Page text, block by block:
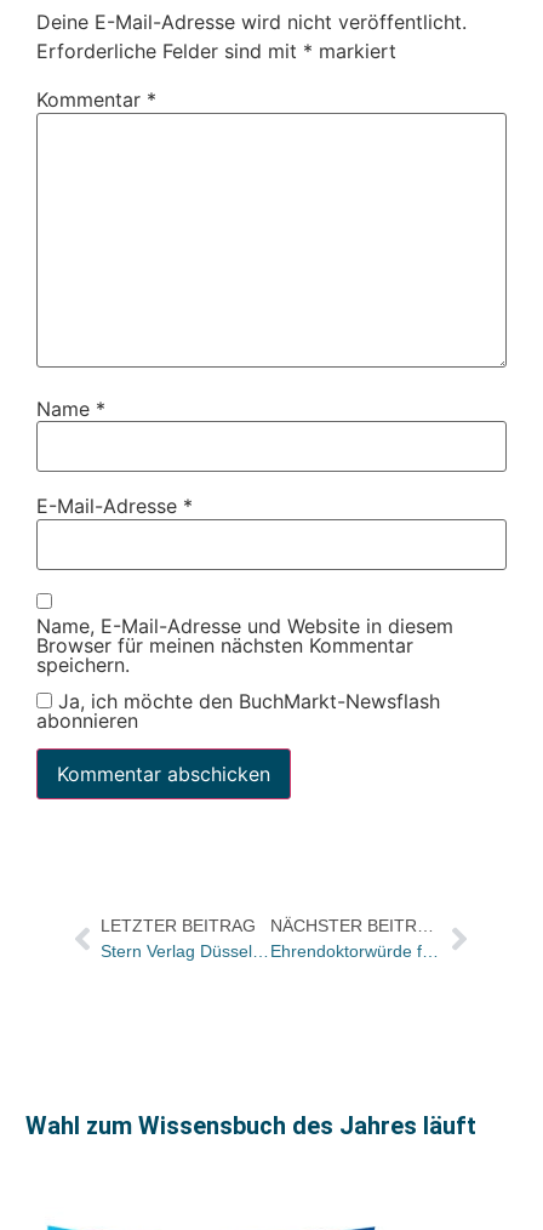
Deine E-Mail-Adresse wird nicht veröffentlicht.
Erforderliche Felder sind mit * markiert
Kommentar *
Name *
E-Mail-Adresse *
Name, E-Mail-Adresse und Website in diesem
Browser für meinen nächsten Kommentar
speichern.
Ja, ich möchte den BuchMarkt-Newsflash
abonnieren
LETZTER BEITRAG
Stern Verlag Düsseldorf im Endspurt / Bald 8000 qm Ladenfläche / Längste Bücherstraße der Welt
Wahl zum Wissensbuch des Jahres läuft